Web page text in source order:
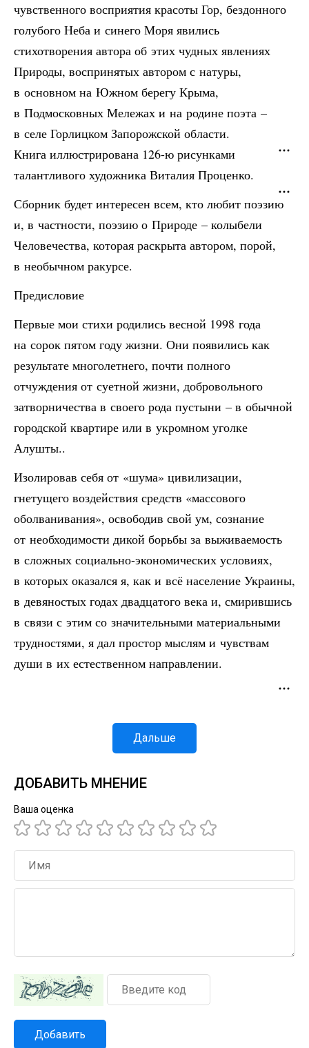
чувственного восприятия красоты Гор, бездонного
голубого Неба и синего Моря явились
стихотворения автора об этих чудных явлениях
Природы, воспринятых автором с натуры,
в основном на Южном берегу Крыма,
в Подмосковных Мележах и на родине поэта –
в селе Горлицком Запорожской области.
Книга иллюстрирована 126-ю рисунками
талантливого художника Виталия Проценко.
Сборник будет интересен всем, кто любит поэзию
и, в частности, поэзию о Природе – колыбели
Человечества, которая раскрыта автором, порой,
в необычном ракурсе.
Предисловие
Первые мои стихи родились весной 1998 года
на сорок пятом году жизни. Они появились как
результате многолетнего, почти полного
отчуждения от суетной жизни, добровольного
затворничества в своего рода пустыни – в обычной
городской квартире или в укромном уголке
Алушты..
Изолировав себя от «шума» цивилизации,
гнетущего воздействия средств «массового
оболванивания», освободив свой ум, сознание
от необходимости дикой борьбы за выживаемость
в сложных социально-экономических условиях,
в которых оказался я, как и всё население Украины,
в девяностых годах двадцатого века и, смирившись
в связи с этим со значительными материальными
трудностями, я дал простор мыслям и чувствам
души в их естественном направлении.
Дальше
ДОБАВИТЬ МНЕНИЕ
Ваша оценка
Добавить